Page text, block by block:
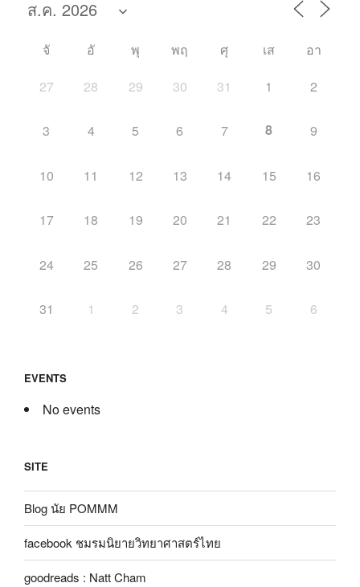
จั อั พุ พฤ ศุ เส
อา
27
28 29 30 31 1 2
3 4 5 6 7 8 9
10 11 12 13 14 15 16
17 18 19 20 21 22 23
24 25 26 27 28 29 30
31 1 2 3 4 5 6
EVENTS
No events
SITE
Blog นัย POMMM
facebook ชมรมนิยายวิทยาศาสตร์ไทย
goodreads : Natt Cham